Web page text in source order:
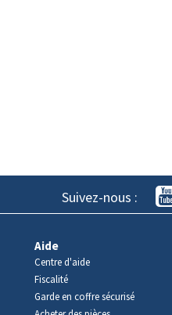
Suivez-nous :
Aide
Centre d'aide
Fiscalité
Garde en coffre sécurisé